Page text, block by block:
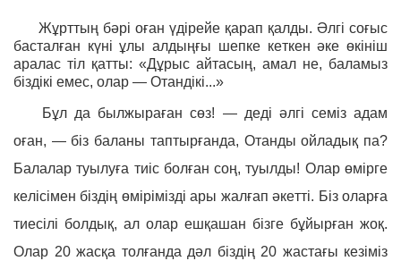
Жұрттың бәрі оған үдірейе қарап қалды. Әлгі соғыс
басталған күні ұлы алдыңғы шепке кеткен әке өкініш
аралас тіл қатты: «Дұрыс айтасың, амал не, баламыз
біздікі емес, олар — Отандікі...»
Бұл да былжыраған сөз! — деді әлгі семіз адам
оған, — біз баланы таптырғанда, Отанды ойладық па?
Балалар туылуға тиіс болған соң, туылды! Олар өмірге
келісімен біздің өмірімізді ары жалғап әкетті. Біз оларға
тиесілі болдық, ал олар ешқашан бізге бұйырған жоқ.
Олар 20 жасқа толғанда дәл біздің 20 жастағы кезіміз